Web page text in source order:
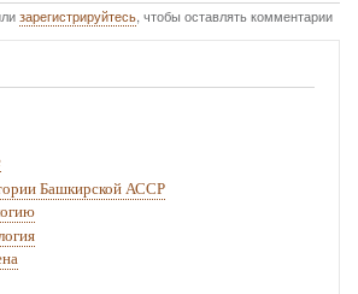
зарегистрируйтесь, чтобы оставлять комментарии
Башкирской АССР